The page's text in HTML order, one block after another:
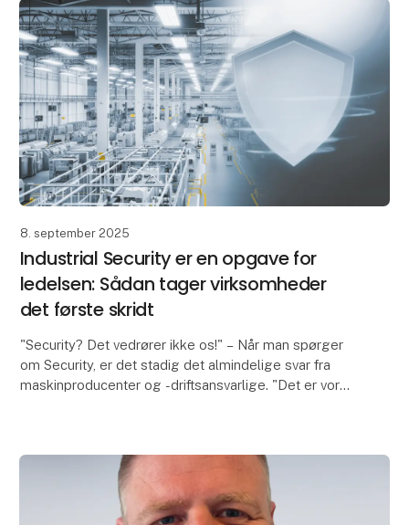
8. september 2025
Industrial Security er en opgave for
ledelsen: Sådan tager virksomheder
det første skridt
"Security? Det vedrører ikke os!" – Når man spørger
om Security, er det stadig det almindelige svar fra
maskinproducenter og -driftsansvarlige. "Det er vores